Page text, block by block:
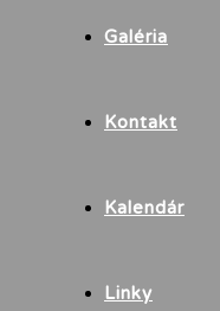
Galéria
Kontakt
Kalendár
Linky